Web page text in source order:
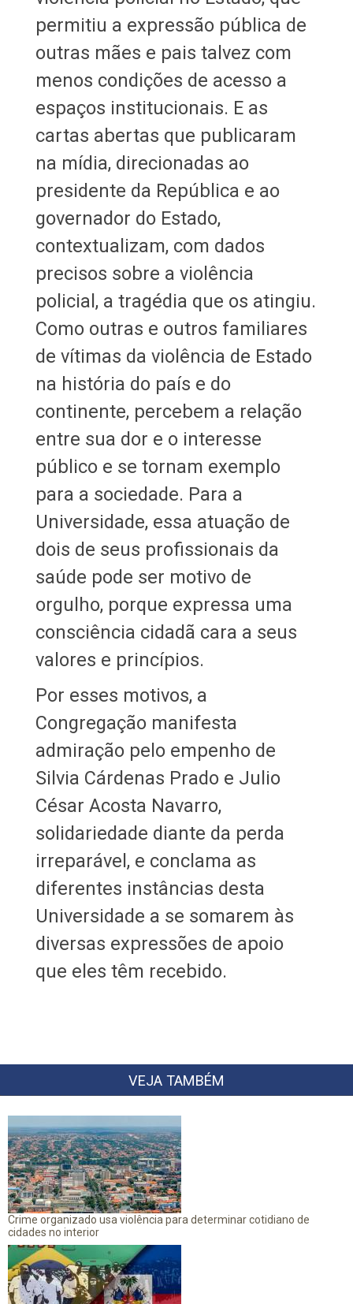
permitiu a expressão pública de
outras mães e pais talvez com
menos condições de acesso a
espaços institucionais. E as
cartas abertas que publicaram
na mídia, direcionadas ao
presidente da República e ao
governador do Estado,
contextualizam, com dados
precisos sobre a violência
policial, a tragédia que os atingiu.
Como outras e outros familiares
de vítimas da violência de Estado
na história do país e do
continente, percebem a relação
entre sua dor e o interesse
público e se tornam exemplo
para a sociedade. Para a
Universidade, essa atuação de
dois de seus profissionais da
saúde pode ser motivo de
orgulho, porque expressa uma
consciência cidadã cara a seus
valores e princípios.
Por esses motivos, a
Congregação manifesta
admiração pelo empenho de
Silvia Cárdenas Prado e Julio
César Acosta Navarro,
solidariedade diante da perda
irreparável, e conclama as
diferentes instâncias desta
Universidade a se somarem às
diversas expressões de apoio
que eles têm recebido.
VEJA TAMBÉM
Crime organizado usa violência para determinar cotidiano de
cidades no interior